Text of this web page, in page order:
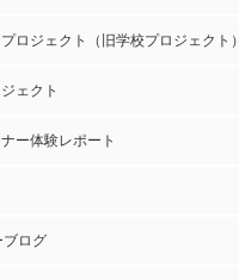
ロジェクト（旧学校プロジェクト）
ェクト
ー体験レポート
ブログ